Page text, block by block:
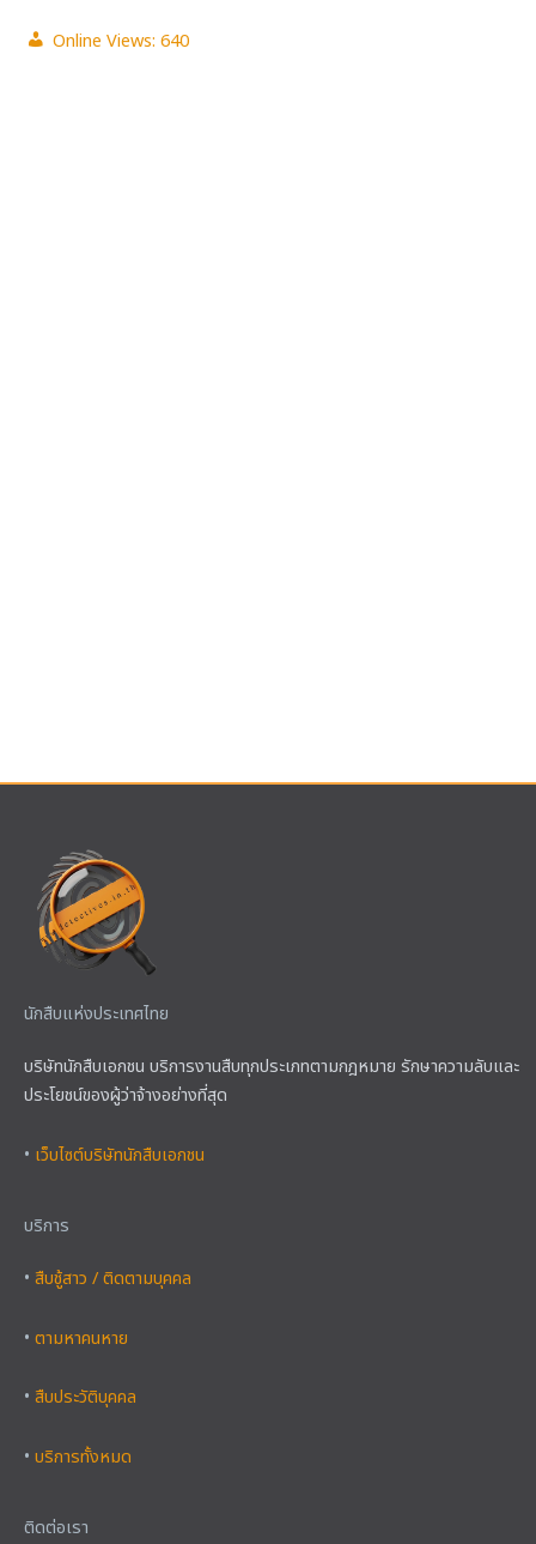
Online Views: 640
นักสืบแห่งประเทศไทย
บริษัทนักสืบเอกชน บริการงานสืบทุกประเภทตามกฎหมาย รักษาความลับและ
ประโยชน์ของผู้ว่าจ้างอย่างที่สุด
• เว็บไซต์บริษัทนักสืบเอกชน
บริการ
• สืบชู้สาว / ติดตามบุคคล
• ตามหาคนหาย
• สืบประวัติบุคคล
• บริการทั้งหมด
ติดต่อเรา